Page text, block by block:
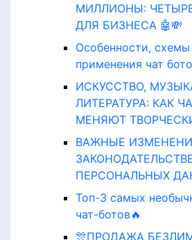
МИЛЛИОНЫ:
ДЛЯ БИЗНЕСА 🤖💸
Особенности,
применения чат
ИСКУССТВО,
ЛИТЕРАТУРА: КАК
МЕНЯЮТ
ВАЖНЫЕ
ПЕРСОНАЛЬНЫХ
Топ-3 самых
чат-ботов🔥
🎊ПРОДАЖА